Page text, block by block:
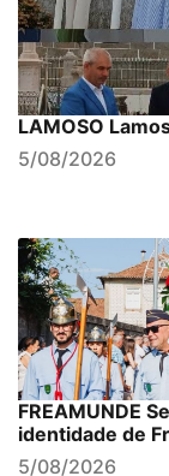
LAMOSO
5/08/2026
FREAMUNDE
identidade de
5/08/2026